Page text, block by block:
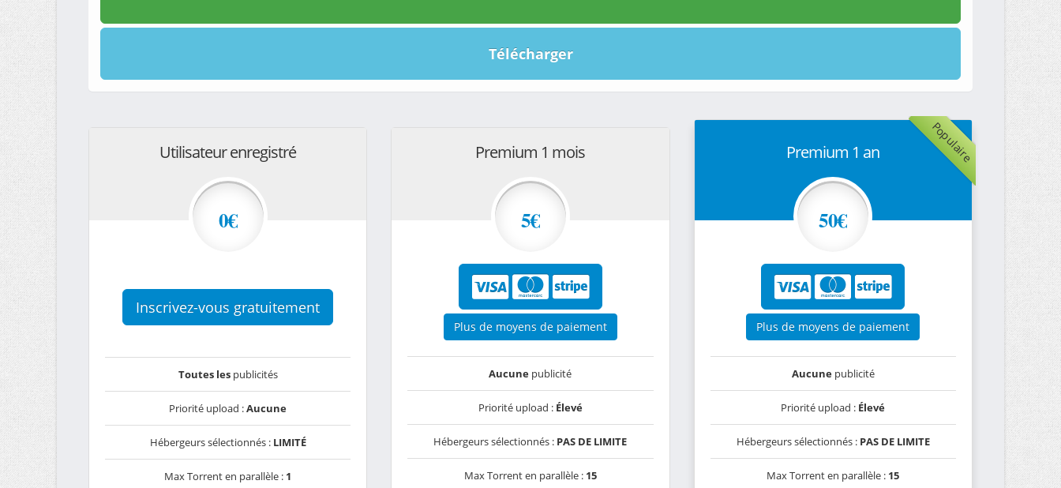
Télécharger
Utilisateur enregistré
0€
Inscrivez-vous gratuitement
Toutes lespublicités
Priorité upload :Aucune
Hébergeurs sélectionnés : LIMITÉ
Max Torrent en parallèle : 1
Premium 1 mois
5€
Plus de moyens de paiement
Aucune publicité
Priorité upload : Élevé
Hébergeurs sélectionnés : PAS DE LIMITE
Max Torrent en parallèle : 15
Populaire
Premium 1 an
50€
Plus de moyens de paiement
Aucunepublicité
Priorité upload : Élevé
Hébergeurs sélectionnés : PAS DE LIMITE
Max Torrent en parallèle : 15